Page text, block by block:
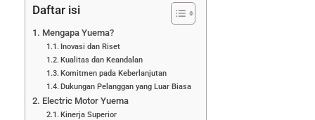
Daftar isi
Mengapa Yuema?
Inovasi dan Riset
Kualitas dan Keandalan
Komitmen pada Keberlanjutan
Dukungan Pelanggan yang Luar Biasa
Electric Motor Yuema
Kinerja Superior